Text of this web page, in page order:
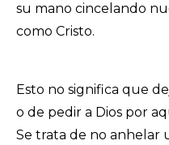
su mano cincelando
como Cristo.
Esto no significa que
o de pedir a Dios por
Se trata de no anhelar